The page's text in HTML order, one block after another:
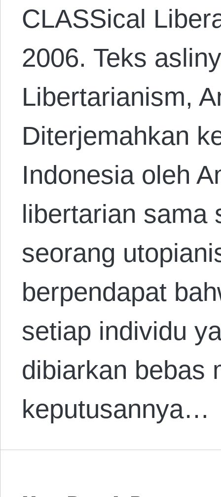
CLASSical
2006. Teks
Libertarianism,
Diterjemahkan
Indonesia oleh
libertarian sama
seorang
berpendapat
setiap individu
dibiarkan bebas
keputusannya…